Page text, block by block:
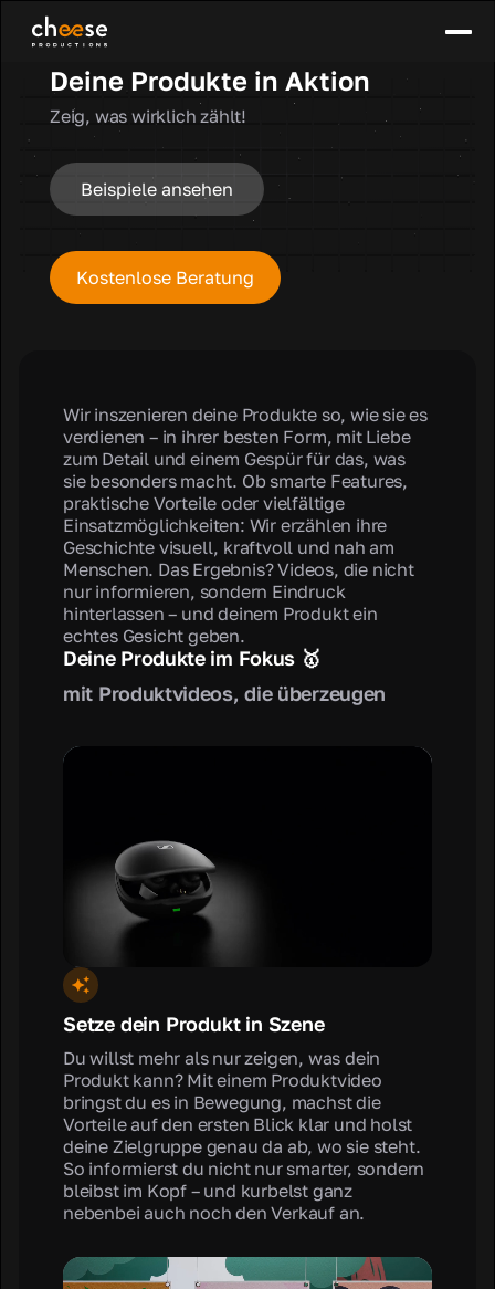
Deine Produkte in Aktion
Zeig, was wirklich zählt!
Beispiele ansehen
Kostenlose Beratung
Deine Produkte im Fokus 🥇
mit Produktvideos, die überzeugen
Wir inszenieren deine Produkte so, wie sie es
verdienen – in ihrer besten Form, mit Liebe
zum Detail und einem Gespür für das, was
sie besonders macht. Ob smarte Features,
praktische Vorteile oder vielfältige
Einsatzmöglichkeiten: Wir erzählen ihre
Geschichte visuell, kraftvoll und nah am
Menschen. Das Ergebnis? Videos, die nicht
nur informieren, sondern Eindruck
hinterlassen – und deinem Produkt ein
echtes Gesicht geben.
Setze dein Produkt in Szene
Du willst mehr als nur zeigen, was dein
Produkt kann? Mit einem Produktvideo
bringst du es in Bewegung, machst die
Vorteile auf den ersten Blick klar und holst
deine Zielgruppe genau da ab, wo sie steht.
So informierst du nicht nur smarter, sondern
bleibst im Kopf – und kurbelst ganz
nebenbei auch noch den Verkauf an.